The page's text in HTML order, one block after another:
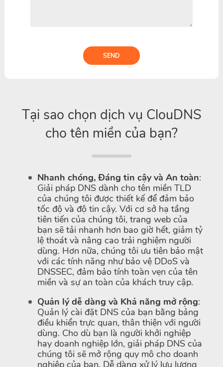
SEND
Tại sao chọn dịch vụ ClouDNS
cho tên miền của bạn?
Nhanh chóng, Đáng tin cậy và An toàn:
Giải pháp DNS dành cho tên miền TLD
của chúng tôi được thiết kế để đảm bảo
tốc độ và độ tin cậy. Với cơ sở hạ tầng
tiên tiến của chúng tôi, trang web của
bạn sẽ tải nhanh hơn bao giờ hết, giảm tỷ
lệ thoát và nâng cao trải nghiệm người
dùng. Hơn nữa, chúng tôi ưu tiên bảo mật
với các tính năng như bảo vệ DDoS và
DNSSEC, đảm bảo tính toàn vẹn của tên
miền và sự an toàn của khách truy cập.
Quản lý dễ dàng và Khả năng mở rộng:
Quản lý cài đặt DNS của bạn bằng bảng
điều khiển trực quan, thân thiện với người
dùng. Cho dù bạn là người khởi nghiệp
hay doanh nghiệp lớn, giải pháp DNS của
chúng tôi sẽ mở rộng quy mô cho doanh
nghiệp của bạn. Dễ dàng xử lý lưu lượng